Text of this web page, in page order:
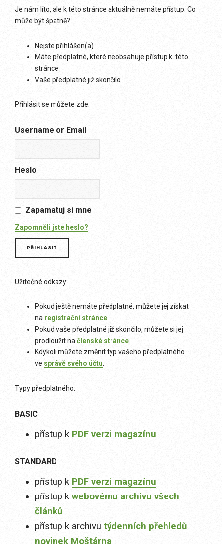
Je nám líto, ale k této stránce aktuálně nemáte přístup. Co
může být špatně?
Nejste přihlášen(a)
Máte předplatné, které neobsahuje přístup k této
stránce
Vaše předplatné již skončilo
Přihlásit se můžete zde:
Username or Email
Heslo
Zapamatuj si mne
Zapomněli jste heslo?
Užitečné odkazy:
Pokud ještě nemáte předplatné, můžete jej získat
na registrační stránce
Pokud vaše předplatné již skončilo, můžete si jej
prodloužit na členské stránce
Kdykoli můžete změnit typ vašeho předplatného
ve správě svého účtu
Typy předplatného:
BASIC
přístup k PDF verzi magazínu
STANDARD
přístup k PDF verzi magazínu
přístup k webovému archivu všech
článků
přístup k archivu týdenních přehledů
novinek Moštárna